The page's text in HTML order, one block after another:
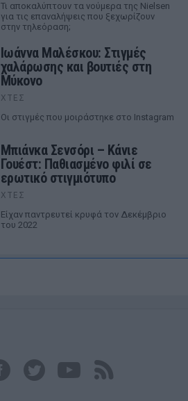
Τι αποκαλύπτουν τα νούμερα της Nielsen
για τις επαναλήψεις που ξεχωρίζουν
στην τηλεόραση;
Ιωάννα Μαλέσκου: Στιγμές
χαλάρωσης και βουτιές στη
Μύκονο
ΧΤΕΣ
Οι στιγμές που μοιράστηκε στο Instagram
Μπιάνκα Σενσόρι – Κάνιε
Γουέστ: Παθιασμένο φιλί σε
ερωτικό στιγμιότυπο
ΧΤΕΣ
Είχαν παντρευτεί κρυφά τον Δεκέμβριο
του 2022